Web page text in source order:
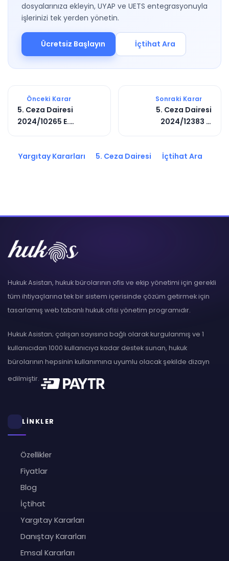
dosyalarınıza ekleyin, UYAP ve UETS entegrasyonuyla
işlerinizi tek yerden yönetin.
Ücretsiz Başlayın İçtihat Ara
Önceki Karar
5. Ceza Dairesi
2024/10265 E.
Sonraki Karar
5. Ceza Dairesi
2024/12383 E.
Yargıtay Kararları 5. Ceza Dairesi İçtihat Ara
Hukuk Asistan, hukuk bürolarının ofis ve ekip yönetimi için gerekli
tüm ihtiyaçlarına tek bir sistem içerisinde çözüm getirmek için
tasarlamış web tabanlı hukuk ofisi yönetim programıdır.
Hukuk Asistan; çalışan sayısına bağlı olarak kurgulanmış ve 1
kullanıcıdan 1000 kullanıcıya kadar destek sunan, hukuk
bürolarının hepsinin kullanımına uyumlu olacak şekilde dizayn
edilmiştir.
LİNKLER
Özellikler
Fiyatlar
Blog
İçtihat
Yargıtay Kararları
Danıştay Kararları
Emsal Kararları